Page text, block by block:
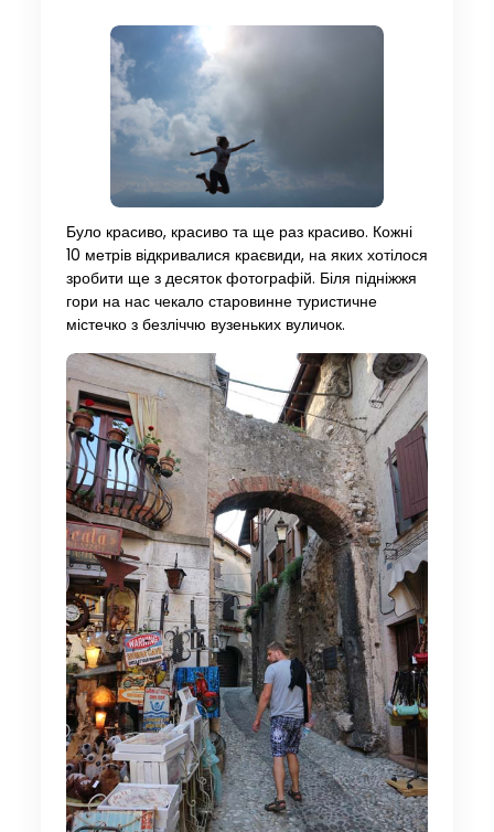
Було красиво, красиво та ще раз красиво. Кожні
10 метрів відкривалися краєвиди, на яких хотілося
зробити ще з десяток фотографій. Біля підніжжя
гори на нас чекало старовинне туристичне
містечко з безліччю вузеньких вуличок.